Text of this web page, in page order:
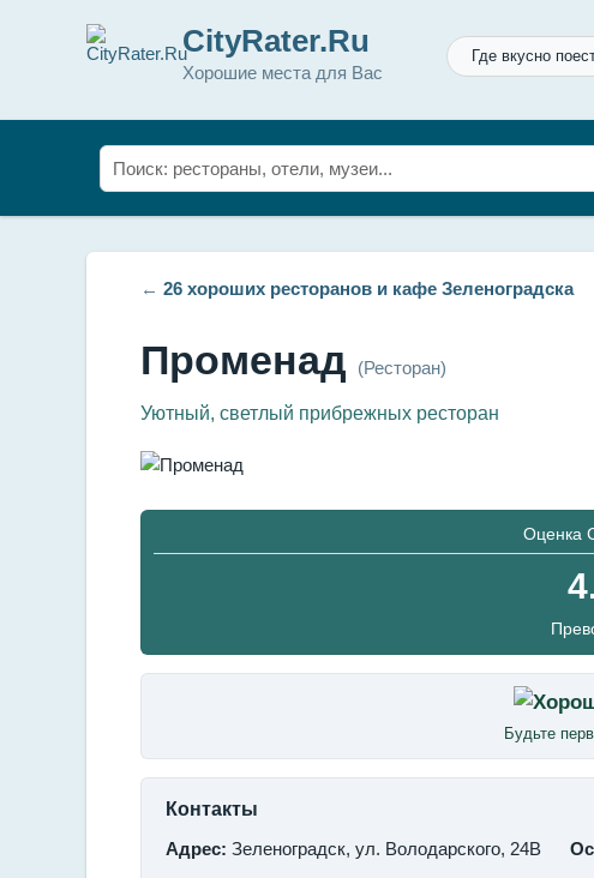
CityRater.Ru
Хорошие места для Вас
Где вкусно
← 26 хороших ресторанов и кафе Зеленоградска
Променад (Ресторан)
Уютный, светлый прибрежных ресторан
Оценка
Будьте
Контакты
Адрес: Зеленоградск, ул. Володарского, 24В